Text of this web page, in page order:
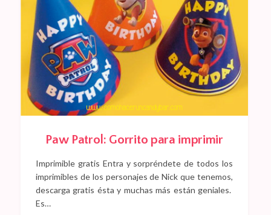
Paw Patrol: Gorrito para imprimir
Imprimible gratis Entra y sorpréndete de todos los
imprimibles de los personajes de Nick que tenemos,
descarga gratis ésta y muchas más están geniales.
Es…